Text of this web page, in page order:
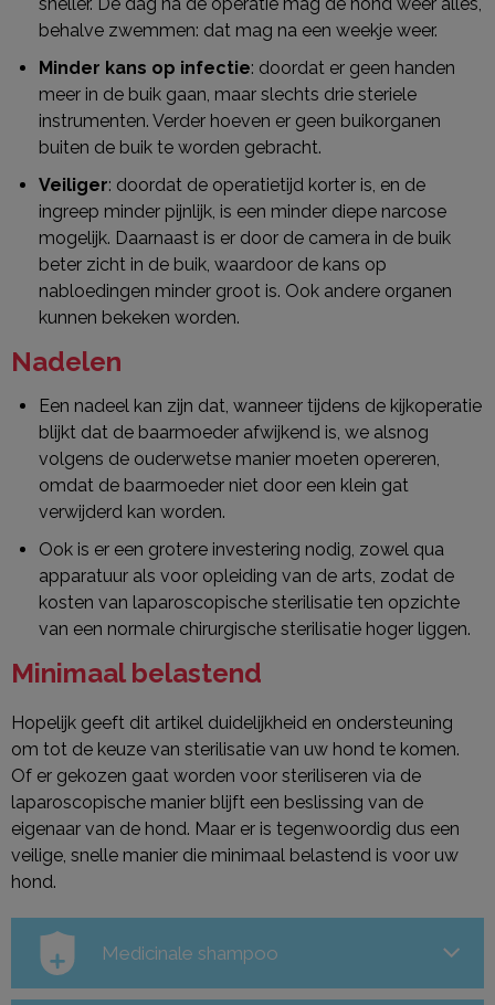
behalve zwemmen: dat mag na een weekje weer.
Minder kans op infectie: doordat er geen handen
meer in de buik gaan, maar slechts drie steriele
instrumenten. Verder hoeven er geen buikorganen
buiten de buik te worden gebracht.
Veiliger: doordat de operatietijd korter is, en de
ingreep minder pijnlijk, is een minder diepe narcose
mogelijk. Daarnaast is er door de camera in de buik
beter zicht in de buik, waardoor de kans op
nabloedingen minder groot is. Ook andere organen
kunnen bekeken worden.
Nadelen
Een nadeel kan zijn dat, wanneer tijdens de kijkoperatie
blijkt dat de baarmoeder afwijkend is, we alsnog
volgens de ouderwetse manier moeten opereren,
omdat de baarmoeder niet door een klein gat
verwijderd kan worden.
Ook is er een grotere investering nodig, zowel qua
apparatuur als voor opleiding van de arts, zodat de
kosten van laparoscopische sterilisatie ten opzichte
van een normale chirurgische sterilisatie hoger liggen.
Minimaal belastend
Hopelijk geeft dit artikel duidelijkheid en ondersteuning
om tot de keuze van sterilisatie van uw hond te komen.
Of er gekozen gaat worden voor steriliseren via de
laparoscopische manier blijft een beslissing van de
eigenaar van de hond. Maar er is tegenwoordig dus een
veilige, snelle manier die minimaal belastend is voor uw
hond.
Medicinale shampoo